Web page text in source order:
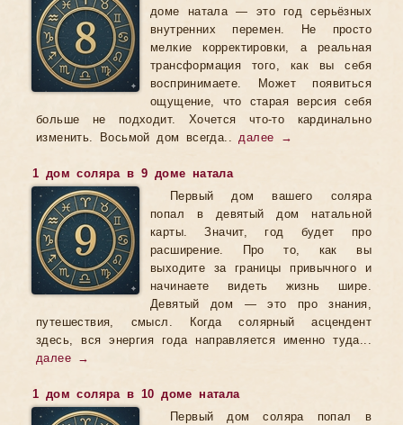
доме натала — это год серьёзных
внутренних перемен. Не просто
мелкие корректировки, а реальная
трансформация того, как вы себя
воспринимаете. Может появиться
ощущение, что старая версия себя
больше не подходит. Хочется что-то кардинально
изменить. Восьмой дом всегда..далее →
1 дом соляра в 9 доме натала
Первый дом вашего соляра
попал в девятый дом натальной
карты. Значит, год будет про
расширение. Про то, как вы
выходите за границы привычного и
начинаете видеть жизнь шире.
Девятый дом — это про знания,
путешествия, смысл. Когда солярный асцендент
здесь, вся энергия года направляется именно туда...
далее →
1 дом соляра в 10 доме натала
Первый дом соляра попал в